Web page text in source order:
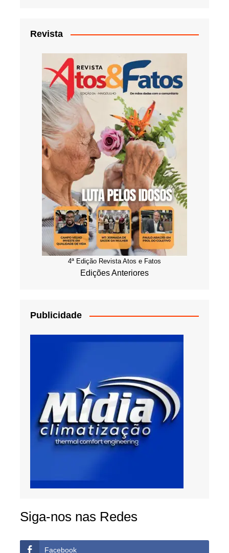
Revista
4ª Edição Revista Atos e Fatos
Edições Anteriores
Publicidade
Siga-nos nas Redes
Facebook